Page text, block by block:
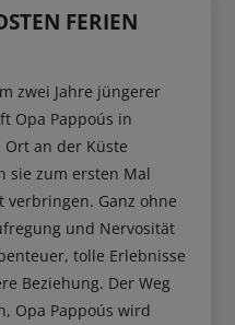
FERIEN
zwei Jahre jüngerer
Opa Pappoús in
an der Küste
sie zum ersten Mal
verbringen. Ganz ohne
und Nervosität
tolle Erlebnisse
Beziehung. Der Weg
Opa Pappoús wird